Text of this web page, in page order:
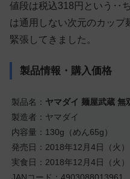
値段は税込318円という‥
は通用しない次元のカップ
緊張してきました。
製品情報・購入価格
製品名： ヤマダイ 麺屋武蔵 無
製造者：ヤマダイ
内容量：130g（めん65g）
発売日：2018年12月4日（火）
実食日：2018年12月4日（火）
JANコード：4903088013961